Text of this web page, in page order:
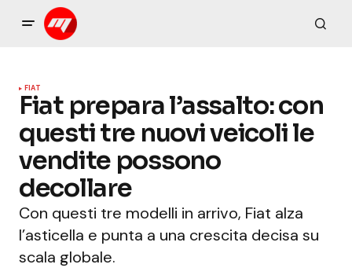
FIAT
Fiat prepara l’assalto: con
questi tre nuovi veicoli le
vendite possono
decollare
Con questi tre modelli in arrivo, Fiat alza
l’asticella e punta a una crescita decisa su
scala globale.